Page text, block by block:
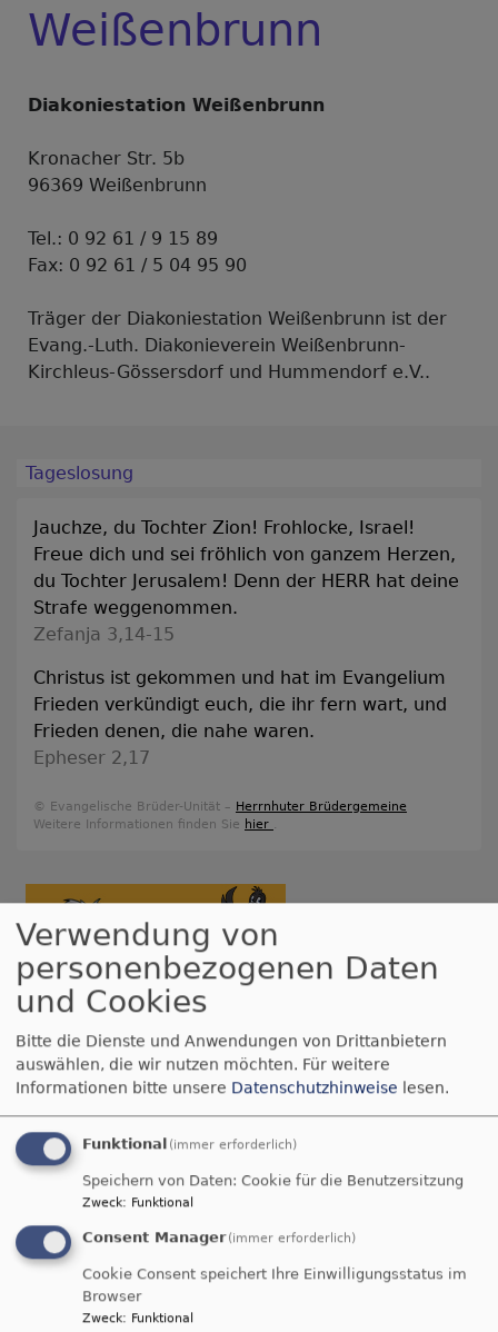
Weißenbrunn
Diakoniestation Weißenbrunn
Kronacher Str. 5b
96369 Weißenbrunn
Tel.: 0 92 61 / 9 15 89
Fax: 0 92 61 / 5 04 95 90
Träger der Diakoniestation Weißenbrunn ist der
Evang.-Luth. Diakonieverein Weißenbrunn-
Kirchleus-Gössersdorf und Hummendorf e.V..
Tageslosung
Jauchze, du Tochter Zion! Frohlocke, Israel!
Freue dich und sei fröhlich von ganzem Herzen,
du Tochter Jerusalem! Denn der HERR hat deine
Strafe weggenommen.
Zefanja 3,14-15
Christus ist gekommen und hat im Evangelium
Frieden verkündigt euch, die ihr fern wart, und
Frieden denen, die nahe waren.
Epheser 2,17
© Evangelische Brüder-Unität – Herrnhuter Brüdergemeine
Weitere Informationen finden Sie hier .
Mo, 3.8. - Fr, 14.8.
Hygge Adventures (nur noch Warteliste)
Lennard-Mike Bach, Simon Weigel, Malin Thumerer
Idestrup Gruppenhaus SILDESTRUPLEJREN
So, 9.8. 9 Uhr
Gottesdienst
Fischbach Jakobuskirche Fischbach
So, 9.8. 9 Uhr
Gottesdienst
Pfarrerin Stefani Brudereck
Verwendung von
personenbezogenen Daten
und Cookies
Bitte die Dienste und Anwendungen von Drittanbietern
auswählen, die wir nutzen möchten. Für weitere
Informationen bitte unsere Datenschutzhinweise lesen.
Funktional (immer erforderlich)
Speichern von Daten: Cookie für die Benutzersitzung
Zweck: Funktional
Consent Manager (immer erforderlich)
Cookie Consent speichert Ihre Einwilligungsstatus im
Browser
Zweck: Funktional